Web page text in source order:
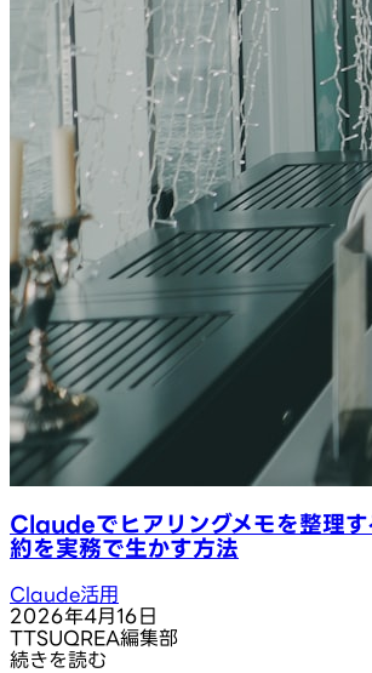
Claudeでヒアリングメモを整理す
約を実務で生かす方法
Claude活用
2026年4月16日
TTSUQREA編集部
続きを読む